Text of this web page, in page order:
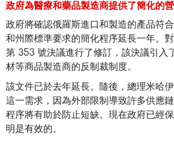
政府為醫療和藥品製造商提供了簡化的
政府將確認俄羅斯進口和製造的產品符
和州際標準要求的簡化程序延長一年。
第 353 號決議進行了修訂，該決議引入
材等商品製造商的反制裁制度。
該文件已於去年延長。隨後，總理米哈
這一需求，因為外部限制導致許多供應
程序將有助於防止短缺。現在政府已經
明是有效的。